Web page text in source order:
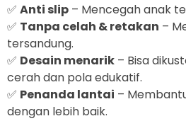
✅ Anti slip – Mencegah anak
✅ Tanpa celah & retakan –
tersandung.
✅ Desain menarik – Bisa
cerah dan pola edukatif.
✅ Penanda lantai –
dengan lebih baik.